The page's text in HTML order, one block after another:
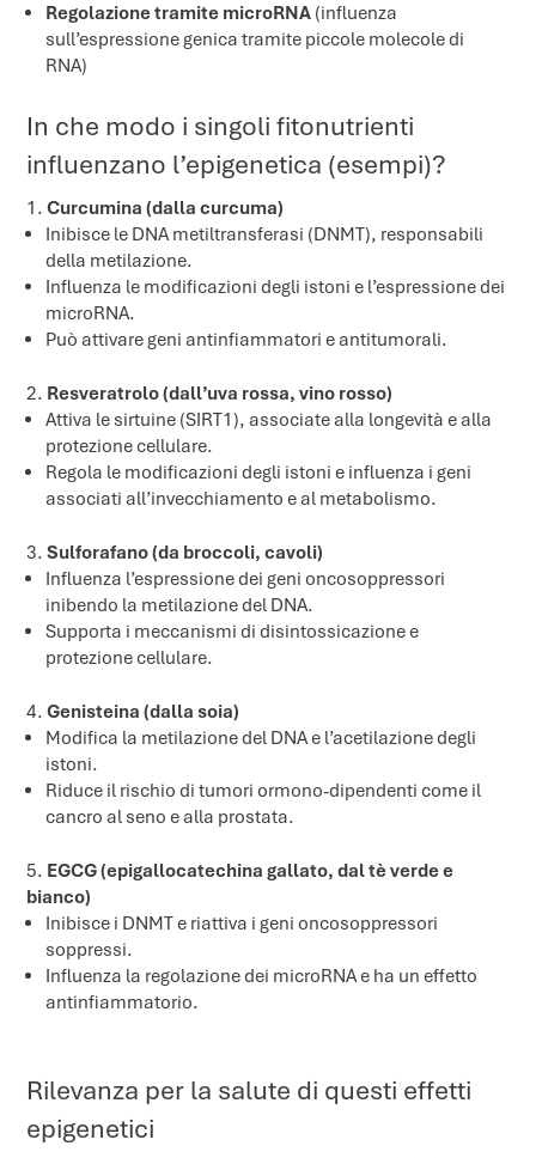
Regolazione tramite microRNA (influenza
sull’espressione genica tramite piccole molecole di
RNA)
In che modo i singoli fitonutrienti
influenzano l’epigenetica (esempi)?
Curcumina (dalla curcuma)
Inibisce le DNA metiltransferasi (DNMT), responsabili
della metilazione.
Influenza le modificazioni degli istoni e l’espressione dei
microRNA.
Può attivare geni antinfiammatori e antitumorali.
Resveratrolo (dall’uva rossa, vino rosso)
Attiva le sirtuine (SIRT1), associate alla longevità e alla
protezione cellulare.
Regola le modificazioni degli istoni e influenza i geni
associati all’invecchiamento e al metabolismo.
Sulforafano (da broccoli, cavoli)
Influenza l’espressione dei geni oncosoppressori
inibendo la metilazione del DNA.
Supporta i meccanismi di disintossicazione e
protezione cellulare.
Genisteina (dalla soia)
Modifica la metilazione del DNA e l’acetilazione degli
istoni.
Riduce il rischio di tumori ormono-dipendenti come il
cancro al seno e alla prostata.
EGCG (epigallocatechina gallato, dal tè verde e
bianco)
Inibisce i DNMT e riattiva i geni oncosoppressori
soppressi.
Influenza la regolazione dei microRNA e ha un effetto
antinfiammatorio.
Rilevanza per la salute di questi effetti
epigenetici